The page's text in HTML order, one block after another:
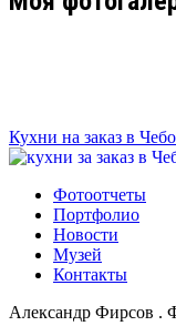
Кухни на заказ в
Фотоотчеты
Портфолио
Новости
Музей
Контакты
Александр Фирсов .